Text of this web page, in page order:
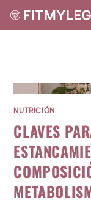
NUTRICIÓN
CLAVES